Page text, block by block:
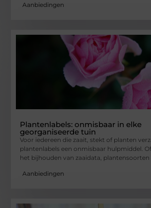
Aanbiedingen
Plantenlabels: onmisbaar in elke
georganiseerde tuin
Voor iedereen die zaait, stekt of planten
plantenlabels een onmisbaar hulpmiddel.
het bijhouden van zaaidata, plantensoorten
Aanbiedingen